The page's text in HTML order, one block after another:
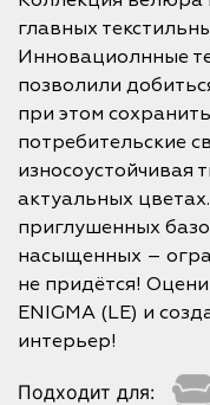
главных
Инновациолнные
позволили
при этом
потребительские
износоустойчивая
актуальных
приглушенных
насыщенных –
не придётся!
ENIGMA (LE) и
интерьер!
Подходит для: